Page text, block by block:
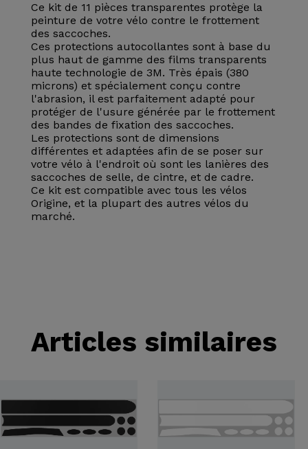
Ce kit de 11 pièces transparentes protège la
peinture de votre vélo contre le frottement
des saccoches.
Ces protections autocollantes sont à base du
plus haut de gamme des films transparents
haute technologie de 3M. Très épais (380
microns) et spécialement conçu contre
l'abrasion, il est parfaitement adapté pour
protéger de l'usure générée par le frottement
des bandes de fixation des saccoches.
Les protections sont de dimensions
différentes et adaptées afin de se poser sur
votre vélo à l'endroit où sont les lanières des
saccoches de selle, de cintre, et de cadre.
Ce kit est compatible avec tous les vélos
Origine, et la plupart des autres vélos du
marché.
Articles similaires